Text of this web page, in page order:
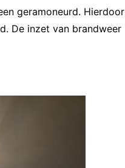
geramoneurd. Hierdoor
De inzet van brandweer